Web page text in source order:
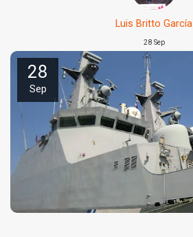
Luis Britto García
28 Sep
28
Sep